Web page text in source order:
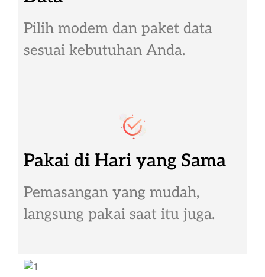
Pilih modem dan paket data
sesuai kebutuhan Anda.
Pakai di Hari yang Sama
Pemasangan yang mudah,
langsung pakai saat itu juga.